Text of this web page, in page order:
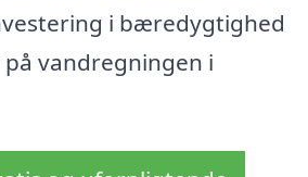
i bæredygtighed
vandregningen i